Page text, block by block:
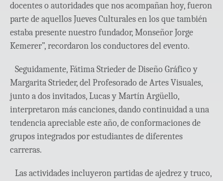
docentes o autoridades que nos acompañan hoy, fueron
parte de aquellos Jueves Culturales en los que también
estaba presente nuestro fundador, Monseñor Jorge
Kemerer”, recordaron los conductores del evento.
Seguidamente, Fátima Strieder de Diseño Gráfico y
Margarita Strieder, del Profesorado de Artes Visuales,
junto a dos invitados, Lucas y Martín Argüello,
interpretaron más canciones, dando continuidad a una
tendencia apreciable este año, de conformaciones de
grupos integrados por estudiantes de diferentes
carreras.
Las actividades incluyeron partidas de ajedrez y truco,